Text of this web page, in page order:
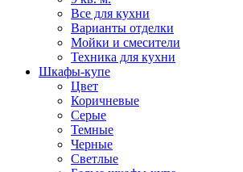
Все для кухни
Варианты отделки
Мойки и смесители
Техника для кухни
Шкафы-купе
Цвет
Коричневые
Серые
Темные
Черные
Светлые